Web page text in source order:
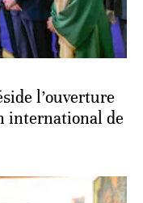
l’ouverture
international de